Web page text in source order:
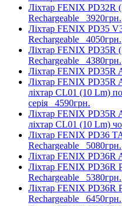
Ліхтар FENIX PD32R
Rechargeable 3920грн.
Ліхтар FENIX PD35
Rechargeable 4050грн.
Ліхтар FENIX PD35R
Rechargeable 4380грн.
Ліхтар FENIX PD35R
Ліхтар FENIX PD35R
ліхтар CL01 (10 Lm)
серія 4590грн.
Ліхтар FENIX PD35R
ліхтар CL01 (10 Lm)
Ліхтар FENIX PD36
Rechargeable 5080грн.
Ліхтар FENIX PD36R
Ліхтар FENIX PD36R
Rechargeable 5380грн.
Ліхтар FENIX PD36R
Rechargeable 6450грн.